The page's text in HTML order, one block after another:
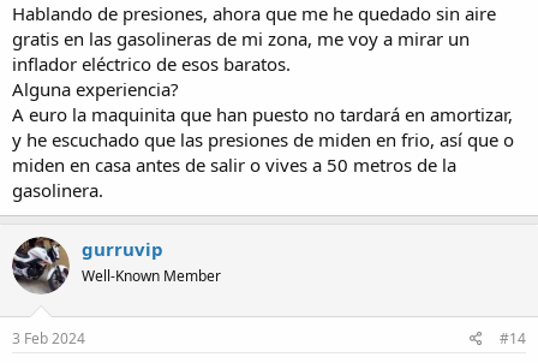
Hablando de presiones, ahora que me he quedado sin aire
gratis en las gasolineras de mi zona, me voy a mirar un
inflador eléctrico de esos baratos.
Alguna experiencia?
A euro la maquinita que han puesto no tardará en amortizar,
y he escuchado que las presiones de miden en frio, así que o
miden en casa antes de salir o vives a 50 metros de la
gasolinera.
gurruvip
Well-Known Member
3 Feb 2024 #14